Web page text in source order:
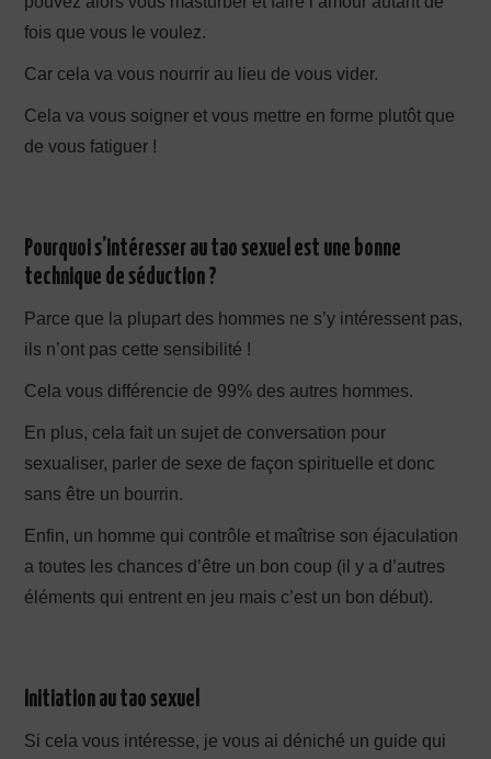
fois que vous le voulez.
Car cela va vous nourrir au lieu de vous vider.
Cela va vous soigner et vous mettre en forme plutôt que
de vous fatiguer !
Pourquoi s’intéresser au tao sexuel est une bonne
technique de séduction ?
Parce que la plupart des hommes ne s’y intéressent pas,
ils n’ont pas cette sensibilité !
Cela vous différencie de 99% des autres hommes.
En plus, cela fait un sujet de conversation pour
sexualiser, parler de sexe de façon spirituelle et donc
sans être un bourrin.
Enfin, un homme qui contrôle et maîtrise son éjaculation
a toutes les chances d’être un bon coup (il y a d’autres
éléments qui entrent en jeu mais c’est un bon début).
Initiation au tao sexuel
Si cela vous intéresse, je vous ai déniché un guide qui